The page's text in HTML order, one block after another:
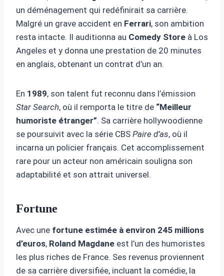
un déménagement qui redéfinirait sa carrière.
Malgré un grave accident en Ferrari, son ambition
resta intacte. Il auditionna au Comedy Store à Los
Angeles et y donna une prestation de 20 minutes
en anglais, obtenant un contrat d’un an.
En 1989, son talent fut reconnu dans l’émission
Star Search, où il remporta le titre de “Meilleur
humoriste étranger”. Sa carrière hollywoodienne
se poursuivit avec la série CBS Paire d’as, où il
incarna un policier français. Cet accomplissement
rare pour un acteur non américain souligna son
adaptabilité et son attrait universel.
Fortune
Avec une fortune estimée à environ 245 millions
d’euros, Roland Magdane est l’un des humoristes
les plus riches de France. Ses revenus proviennent
de sa carrière diversifiée, incluant la comédie, la